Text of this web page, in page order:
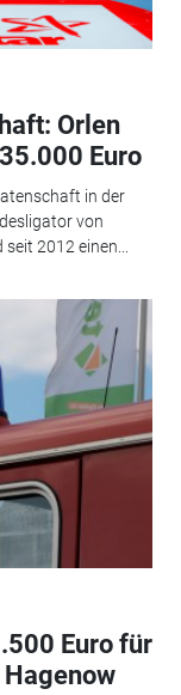
Orlen
Euro
in der
von
2012 einen...
Euro für